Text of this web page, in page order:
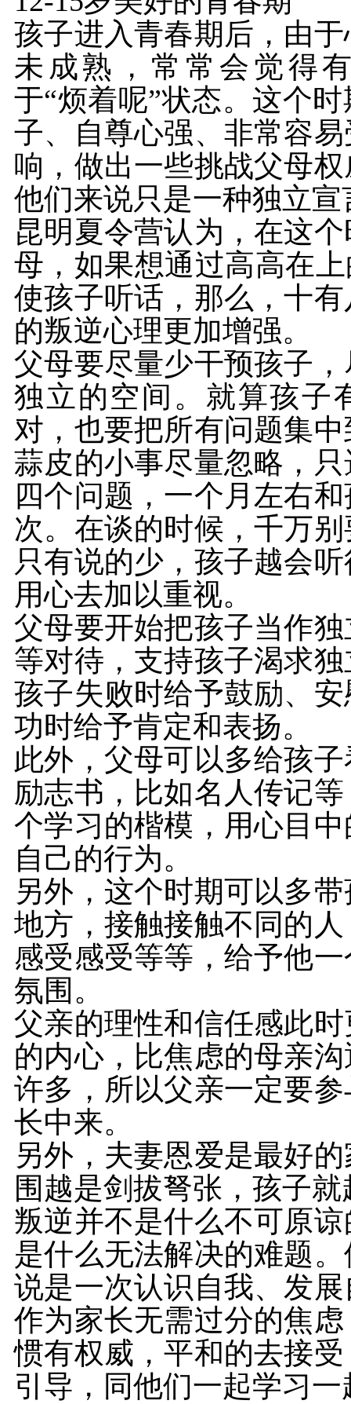
孩子进入青春期后，由
未成熟，常常会觉得
于“烦着呢”状态。这个
子、自尊心强、非常容
响，做出一些挑战父母
他们来说只是一种独立宣
昆明夏令营认为，在这
母，如果想通过高高在
使孩子听话，那么，十
的叛逆心理更加增强。
父母要尽量少干预孩子
独立的空间。就算孩子
对，也要把所有问题集
蒜皮的小事尽量忽略，
四个问题，一个月左右
次。在谈的时候，千万
只有说的少，孩子越会
用心去加以重视。
父母要开始把孩子当作
等对待，支持孩子渴求
孩子失败时给予鼓励、
功时给予肯定和表扬。
此外，父母可以多给孩
励志书，比如名人传记
个学习的楷模，用心目
自己的行为。
另外，这个时期可以多
地方，接触接触不同的
感受感受等等，给予他
氛围。
父亲的理性和信任感此
的内心，比焦虑的母亲
许多，所以父亲一定要
长中来。
另外，夫妻恩爱是最好
围越是剑拔弩张，孩子
叛逆并不是什么不可原
是什么无法解决的难题
说是一次认识自我、发
作为家长无需过分的焦
惯有权威，平和的去接
引导，同他们一起学习